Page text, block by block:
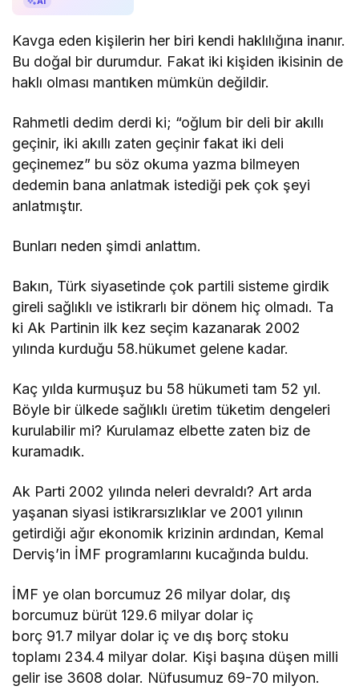
" FENERLE DÜRÜST İNSAN ARAMAK "
"UNUTULAN GAZZE’DE DRAM
BİTMİYOR"
OSMAN KARAGÜZEL
"YENİ PARTİ."
Kavga eden kişilerin her biri kendi haklılığına inanır.
Bu doğal bir durumdur. Fakat iki kişiden ikisinin de
haklı olması mantıken mümkün değildir.
Rahmetli dedim derdi ki; “oğlum bir deli bir akıllı
geçinir, iki akıllı zaten geçinir fakat iki deli
geçinemez” bu söz okuma yazma bilmeyen
dedemin bana anlatmak istediği pek çok şeyi
anlatmıştır.
Bunları neden şimdi anlattım.
Bakın, Türk siyasetinde çok partili sisteme girdik
gireli sağlıklı ve istikrarlı bir dönem hiç olmadı. Ta
ki Ak Partinin ilk kez seçim kazanarak 2002
yılında kurduğu 58.hükumet gelene kadar.
Kaç yılda kurmuşuz bu 58 hükumeti tam 52 yıl.
Böyle bir ülkede sağlıklı üretim tüketim dengeleri
kurulabilir mi? Kurulamaz elbette zaten biz de
kuramadık.
Ak Parti 2002 yılında neleri devraldı? Art arda
yaşanan siyasi istikrarsızlıklar ve 2001 yılının
getirdiği ağır ekonomik krizinin ardından, Kemal
Derviş’in İMF programlarını kucağında buldu.
İMF ye olan borcumuz 26 milyar dolar, dış
borcumuz bürüt 129.6 milyar dolar iç
borç 91.7 milyar dolar iç ve dış borç stoku
toplamı 234.4 milyar dolar. Kişi başına düşen milli
gelir ise 3608 dolar. Nüfusumuz 69-70 milyon.